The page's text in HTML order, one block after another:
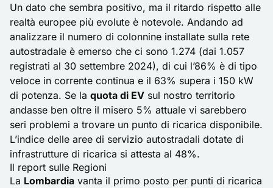
Un dato che sembra positivo, ma il ritardo rispetto alle
realtà europee più evolute è notevole. Andando ad
analizzare il numero di colonnine installate sulla rete
autostradale è emerso che ci sono 1.274 (dai 1.057
registrati al 30 settembre 2024), di cui l’86% è di tipo
veloce in corrente continua e il 63% supera i 150 kW
di potenza. Se la quota di EV sul nostro territorio
andasse ben oltre il misero 5% attuale vi sarebbero
seri problemi a trovare un punto di ricarica disponibile.
L’indice delle aree di servizio autostradali dotate di
infrastrutture di ricarica si attesta al 48%.
Il report sulle Regioni
La Lombardia vanta il primo posto per punti di ricarica